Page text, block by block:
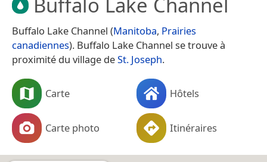
Buffalo Lake Channel (Manitoba, Prairies
canadiennes). Buffalo Lake Channel se trouve à
proximité du village deSt. Joseph.
Carte Hôtels
Carte photo Itinéraires